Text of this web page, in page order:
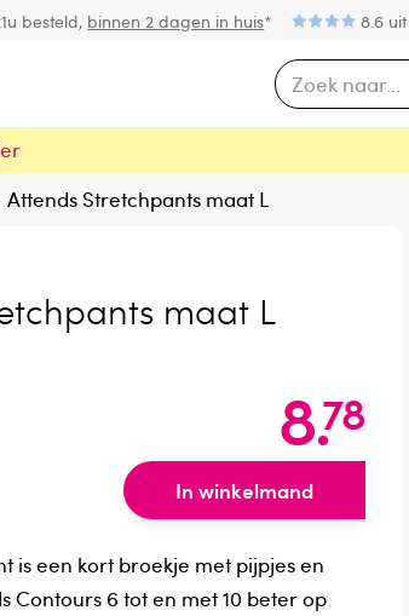
besteld, binnen 2 dagen in huis* 8.6 uit
Attends Stretchpants maat L
maat L
8.78
In winkelmand
is een kort broekje met pijpjes en
Contours 6 tot en met 10 beter op